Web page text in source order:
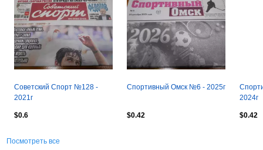
Советский Спорт №128 -
2021г
$0.6
Спортивный Омск №6 - 2025г
$0.42
2024г
$0.42
Посмотреть все